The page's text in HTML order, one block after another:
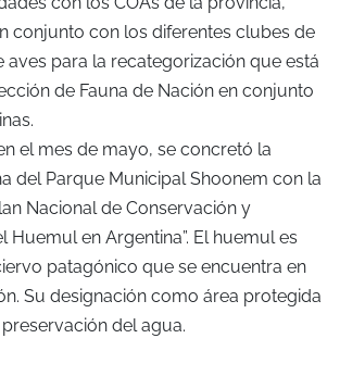
conjunto con los diferentes clubes de
aves para la recategorización que está
de Fauna de Nación en conjunto
el mes de mayo, se concretó la
del Parque Municipal Shoonem con la
Nacional de Conservación y
Huemul en Argentina”. El huemul es
patagónico que se encuentra en
Su designación como área protegida
del agua.